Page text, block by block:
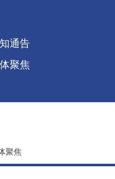
通告
聚焦
聚焦